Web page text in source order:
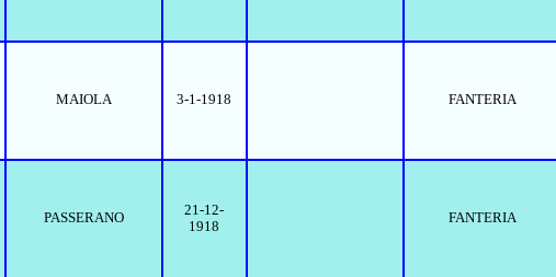
MAIOLA 3-1-1918 FANTERIA
PASSERANO
21-12-
1918
FANTERIA